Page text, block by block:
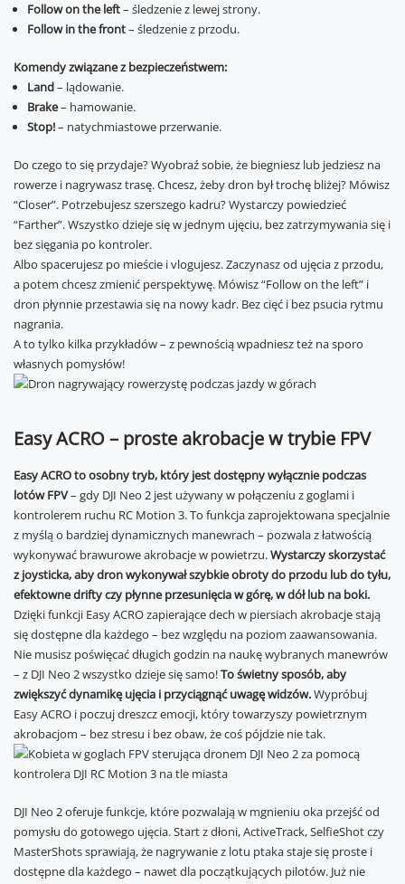
Follow on the left– śledzenie z lewej strony.
Follow in the front– śledzenie z przodu.
Komendy związane z bezpieczeństwem:
Land– lądowanie.
Brake– hamowanie.
Stop!– natychmiastowe przerwanie.
Do czego to się przydaje? Wyobraź sobie, że biegniesz lub jedziesz na
rowerze i nagrywasz trasę. Chcesz, żeby dron był trochę bliżej? Mówisz
“Closer”. Potrzebujesz szerszego kadru? Wystarczy powiedzieć
“Farther”. Wszystko dzieje się w jednym ujęciu, bez zatrzymywania się i
bez sięgania po kontroler.
Albo spacerujesz po mieście i vlogujesz. Zaczynasz od ujęcia z przodu,
a potem chcesz zmienić perspektywę. Mówisz “Follow on the left” i
dron płynnie przestawia się na nowy kadr. Bez cięć i bez psucia rytmu
nagrania.
A to tylko kilka przykładów – z pewnością wpadniesz też na sporo
własnych pomysłów!
Easy ACRO – proste akrobacje w trybie FPV
Easy ACRO to osobny tryb, który jest dostępny wyłącznie podczas
lotów FPV– gdy DJI Neo 2 jest używany w połączeniu z goglami i
kontrolerem ruchu RC Motion 3. To funkcja zaprojektowana specjalnie
z myślą o bardziej dynamicznych manewrach – pozwala z łatwością
wykonywać brawurowe akrobacje w powietrzu.Wystarczy skorzystać
z joysticka, aby dron wykonywał szybkie obroty do przodu lub do tyłu,
efektowne drifty czy płynne przesunięcia w górę, w dół lub na boki.
Dzięki funkcji Easy ACRO zapierające dech w piersiach akrobacje stają
się dostępne dla każdego – bez względu na poziom zaawansowania.
Nie musisz poświęcać długich godzin na naukę wybranych manewrów
– z DJI Neo 2 wszystko dzieje się samo!To świetny sposób, aby
zwiększyć dynamikę ujęcia i przyciągnąć uwagę widzów.Wypróbuj
Easy ACRO i poczuj dreszcz emocji, który towarzyszy powietrznym
akrobacjom – bez stresu i bez obaw, że coś pójdzie nie tak.
DJI Neo 2 oferuje funkcje, które pozwalają w mgnieniu oka przejść od
pomysłu do gotowego ujęcia. Start z dłoni, ActiveTrack, SelfieShot czy
MasterShots sprawiają, że nagrywanie z lotu ptaka staje się proste i
dostępne dla każdego – nawet dla początkujących pilotów. Już nie